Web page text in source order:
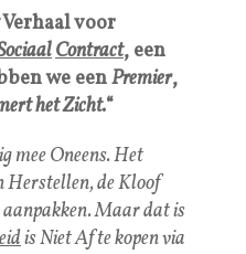
voor
Contract, een
we eenPremier,
het Zicht.“
mee Oneens. Het
de Kloof
aanpakken. Maar dat is
is Niet Af te kopen via